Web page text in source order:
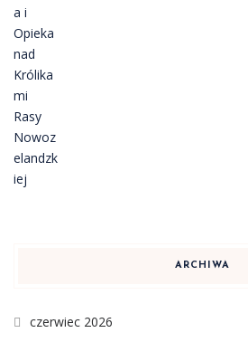
ARCHIWA
czerwiec 2026